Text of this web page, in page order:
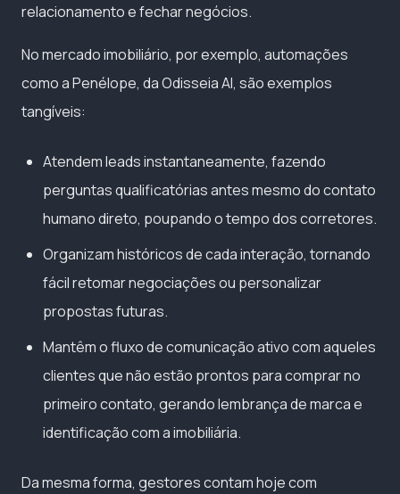
relacionamento e fechar negócios.
No mercado imobiliário, por exemplo, automações
como a Penélope, da Odisseia AI, são exemplos
tangíveis:
Atendem leads instantaneamente, fazendo
perguntas qualificatórias antes mesmo do contato
humano direto, poupando o tempo dos corretores.
Organizam históricos de cada interação, tornando
fácil retomar negociações ou personalizar
propostas futuras.
Mantêm o fluxo de comunicação ativo com aqueles
clientes que não estão prontos para comprar no
primeiro contato, gerando lembrança de marca e
identificação com a imobiliária.
Da mesma forma, gestores contam hoje com